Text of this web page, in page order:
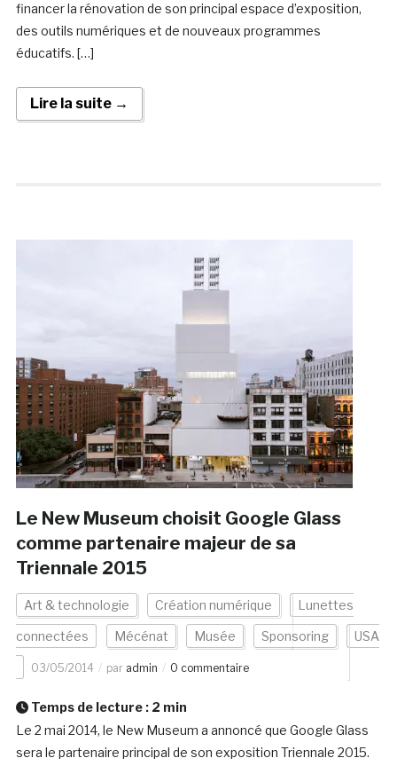
financer la rénovation de son principal espace d’exposition,
des outils numériques et de nouveaux programmes
éducatifs. […]
Lire la suite →
Le New Museum choisit Google Glass
comme partenaire majeur de sa
Triennale 2015
Art & technologie Création numérique Lunettes
connectées Mécénat Musée Sponsoring USA
03/05/2014 par admin 0 commentaire
Temps de lecture : 2 min
Le 2 mai 2014, le New Museum a annoncé que Google Glass
sera le partenaire principal de son exposition Triennale 2015.